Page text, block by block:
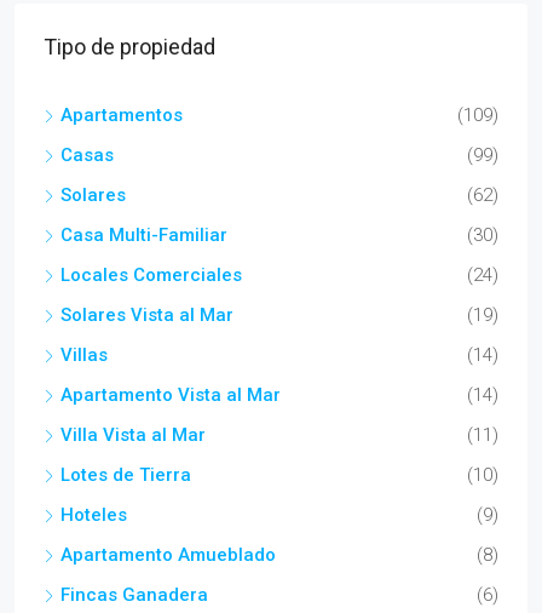
Tipo de propiedad
Apartamentos
(109)
Casas
(99)
Solares
(62)
Casa Multi-Familiar
(30)
Locales Comerciales
(24)
Solares Vista al Mar
(19)
Villas
(14)
Apartamento Vista al Mar
(14)
Villa Vista al Mar
(11)
Lotes de Tierra
(10)
Hoteles
(9)
Apartamento Amueblado
(8)
Fincas Ganadera
(6)